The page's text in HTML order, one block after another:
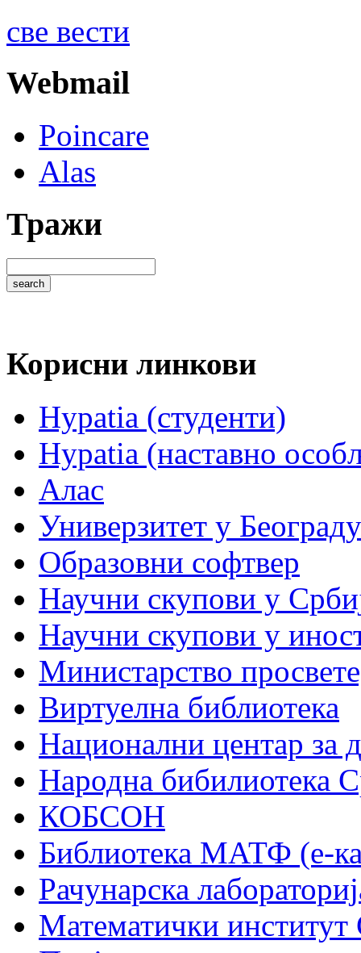
све вести
Webmail
Poincare
Alas
Тражи
Корисни линкови
Hypatia (студенти)
Hypatia (наставно
Алас
Универзитет у Београду
Образовни софтвер
Научни скупови у
Научни скупови у
Министарство
Виртуелна библиотека
Национални центар за
Народна бибилиотека
КОБСОН
Библиотека МАТФ (е-
Рачунарска
Математички